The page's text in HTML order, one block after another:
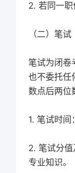
2. 若同一
（二）笔试
笔试为闭卷
也不委托任
数点后两位
1. 笔试时
2. 笔试分
专业知识。